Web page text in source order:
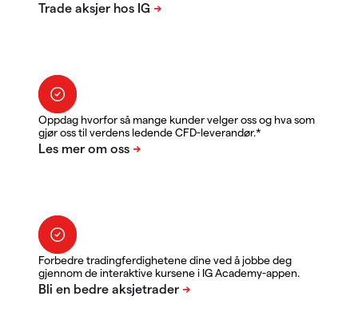
Oppdag hvorfor så mange kunder velger oss og hva som
gjør oss til verdens ledende CFD-leverandør.*
Forbedre tradingferdighetene dine ved å jobbe deg
gjennom de interaktive kursene i IG Academy-appen.